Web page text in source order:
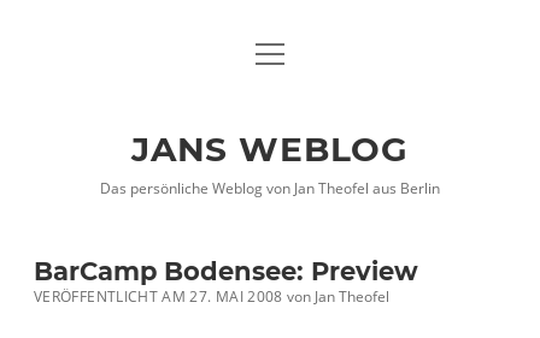
DATENSCHUTZHINWEISE
twitterfacebook
xing
Menü
JANS WEBLOG
Das persönliche Weblog von Jan Theofel aus Berlin
BarCamp Bodensee: Preview
VERÖFFENTLICHT AM 27. MAI 2008von Jan Theofel